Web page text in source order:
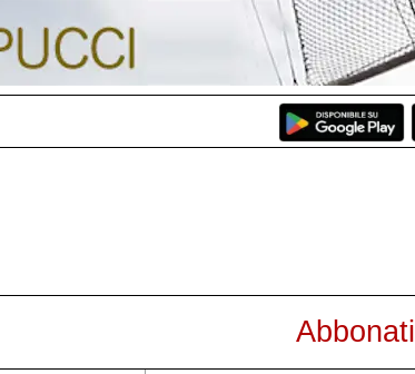
Abbonati